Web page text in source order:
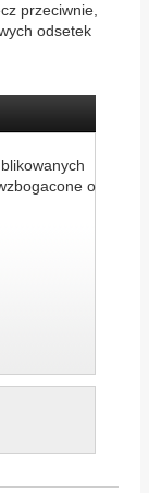
przeciwnie,
odsetek
o